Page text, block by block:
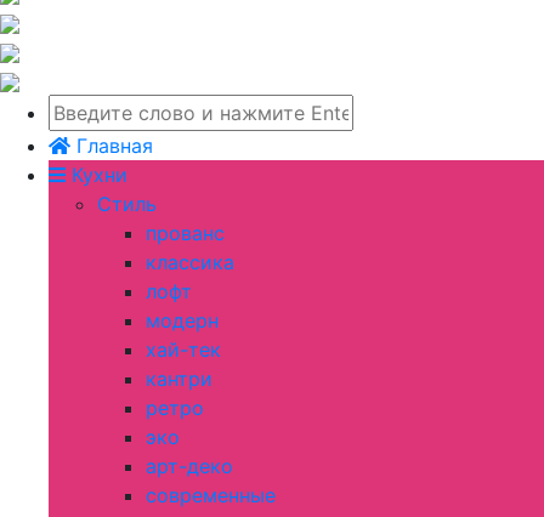
Главная
Кухни
Стиль
прованс
классика
лофт
модерн
хай-тек
кантри
ретро
эко
арт-деко
современные